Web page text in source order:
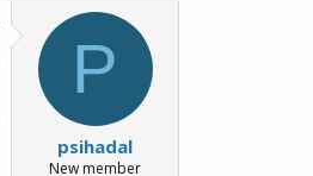
P
psihadal
New member